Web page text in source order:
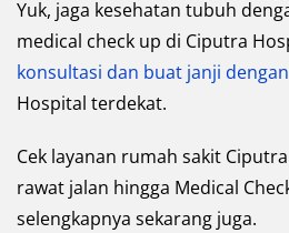
Yuk, jaga kesehatan tubuh
medical check up di Ciputra
konsultasi dan buat janji
Hospital terdekat.
Cek layanan rumah sakit
rawat jalan hingga Medical
selengkapnya sekarang juga.